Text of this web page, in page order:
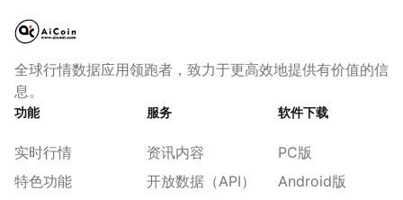
全球行情数据应用领跑者，致力于更高效地提供有价值的信
息。
功能
实时行情
特色功能
服务
资讯内容
开放数据（API）
软件下载
PC版
Android版